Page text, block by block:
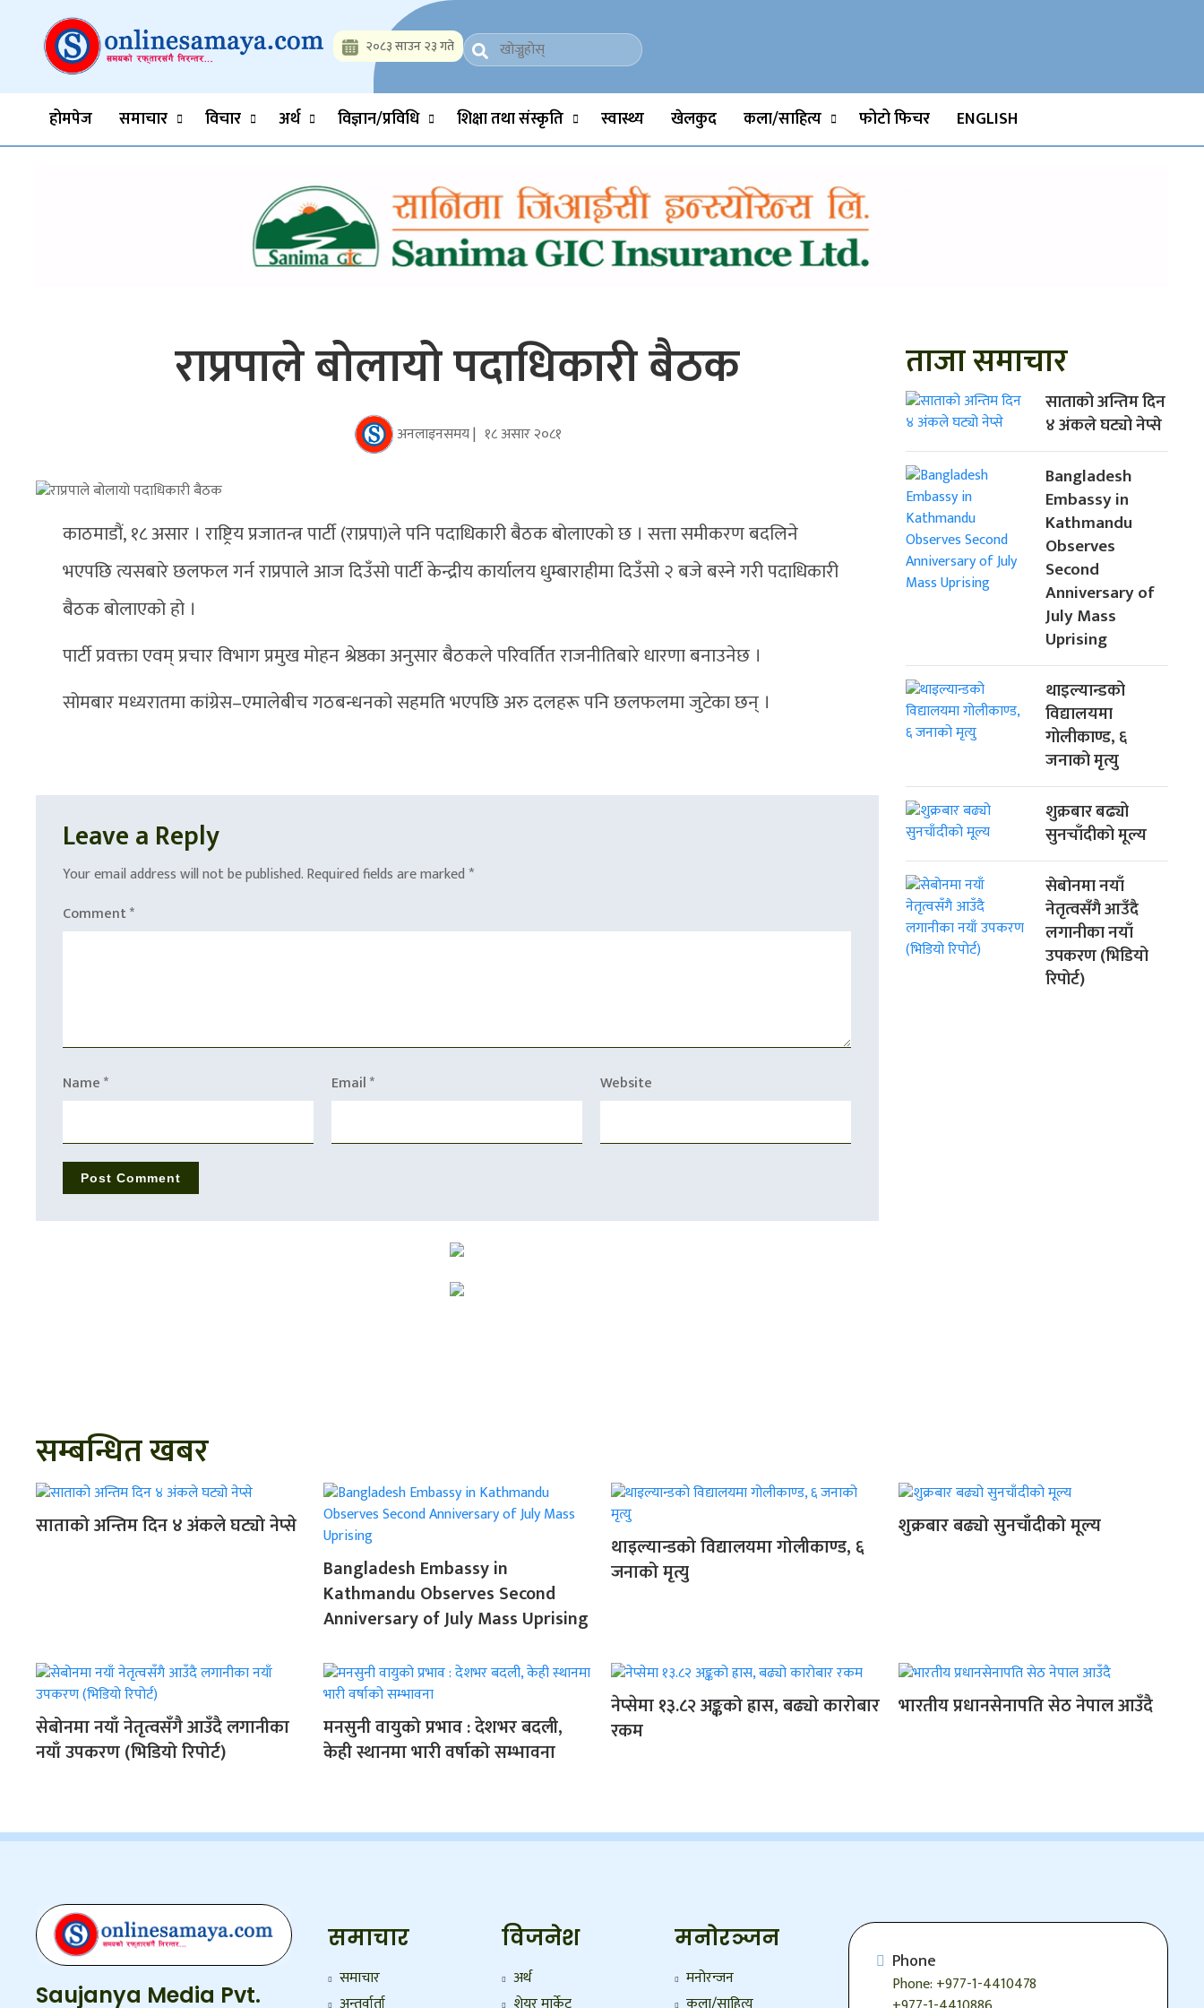
content
Onlinesamaya.com
Nepal News Portal, Business, Hot News, Interview, Opinions, Politics, Science, Technology, Social, Media, Sports, Youth, Model Watch, Movies
२०८३ साउन २३ गते
होमपेज समाचार विचार अर्थ विज्ञान/प्रविधि शिक्षा तथा संस्कृति स्वास्थ्य खेलकुद कला/साहित्य फोटो फिचर ENGLISH
राप्रपाले बोलायो पदाधिकारी बैठक
अनलाइनसमय | १८ असार २०८१
काठमाडौं, १८ असार । राष्ट्रिय प्रजातन्त्र पार्टी (राप्रपा)ले पनि पदाधिकारी बैठक बोलाएको छ । सत्ता समीकरण बदलिने
भएपछि त्यसबारे छलफल गर्न राप्रपाले आज दिउँसो पार्टी केन्द्रीय कार्यालय धुम्बाराहीमा दिउँसो २ बजे बस्ने गरी पदाधिकारी
बैठक बोलाएको हो ।
पार्टी प्रवक्ता एवम् प्रचार विभाग प्रमुख मोहन श्रेष्ठका अनुसार बैठकले परिवर्तित राजनीतिबारे धारणा बनाउनेछ ।
सोमबार मध्यरातमा कांग्रेस–एमालेबीच गठबन्धनको सहमति भएपछि अरु दलहरू पनि छलफलमा जुटेका छन् ।
Leave a Reply
Your email address will not be published.Required fields are marked *
Comment*
Name* Email* Website
ताजा समाचार
साताको अन्तिम दिन
४ अंकले घट्यो नेप्से
Bangladesh
Embassy in
Kathmandu
Observes
Second
Anniversary of
July Mass
Uprising
थाइल्यान्डको
विद्यालयमा
गोलीकाण्ड, ६
जनाको मृत्यु
शुक्रबार बढ्यो
सुनचाँदीको मूल्य
सेबोनमा नयाँ
नेतृत्वसँगै आउँदै
लगानीका नयाँ
उपकरण (भिडियो
रिपोर्ट)
सम्बन्धित खबर
साताको अन्तिम दिन ४ अंकले घट्यो नेप्से
Bangladesh Embassy in
Kathmandu Observes Second
Anniversary of July Mass Uprising
थाइल्यान्डको विद्यालयमा गोलीकाण्ड, ६
जनाको मृत्यु
शुक्रबार बढ्यो सुनचाँदीको मूल्य
सेबोनमा नयाँ नेतृत्वसँगै आउँदै लगानीका
नयाँ उपकरण (भिडियो रिपोर्ट)
मनसुनी वायुको प्रभाव : देशभर बदली,
केही स्थानमा भारी वर्षाको सम्भावना
नेप्सेमा १३.८२ अङ्कको ह्रास, बढ्यो कारोबार
रकम
भारतीय प्रधानसेनापति सेठ नेपाल आउँदै
Saujanya Media Pvt.
समाचार
समाचार
विजनेश
अर्थ
मनोरञ्जन
मनोरन्जन
Phone
Phone: +977-1-4410478